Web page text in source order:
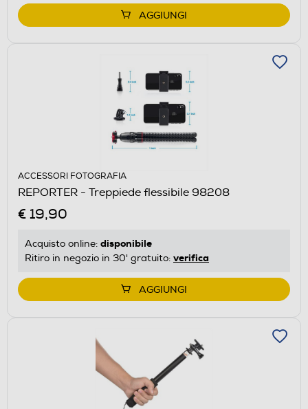
AGGIUNGI
ACCESSORI FOTOGRAFIA
REPORTER - Treppiede flessibile 98208
€ 19,90
Acquisto online: disponibile
Ritiro in negozio in 30' gratuito: verifica
AGGIUNGI